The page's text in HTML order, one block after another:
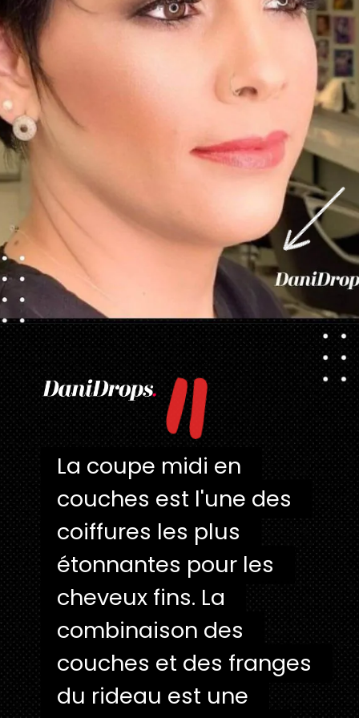
Ouverture "
La coupe midi en
couches est l'une des
coiffures les plus
étonnantes pour les
cheveux fins. La
combinaison des
couches et des franges
du rideau est une
La coupe midi en
couches est l'une des
coiffures les plus
étonnantes pour les
cheveux fins. La
combinaison des
couches et des franges
du rideau est une